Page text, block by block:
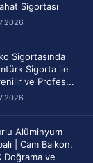
Sigortası
Sigortasında
Sigorta ile
ve Profes...
Alüminyum
| Cam Balkon,
Doğrama ve